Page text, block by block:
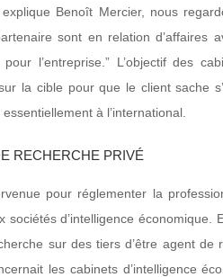
Benoît Mercier, nous
sont en relation d’affaires
l’entreprise.” L’objectif des
la cible pour que le client sache
à l’international.
RECHERCHE PRIVÉ
pour réglementer la
sociétés d’intelligence économique.
sur des tiers d’être agent de
les cabinets d’intelligence